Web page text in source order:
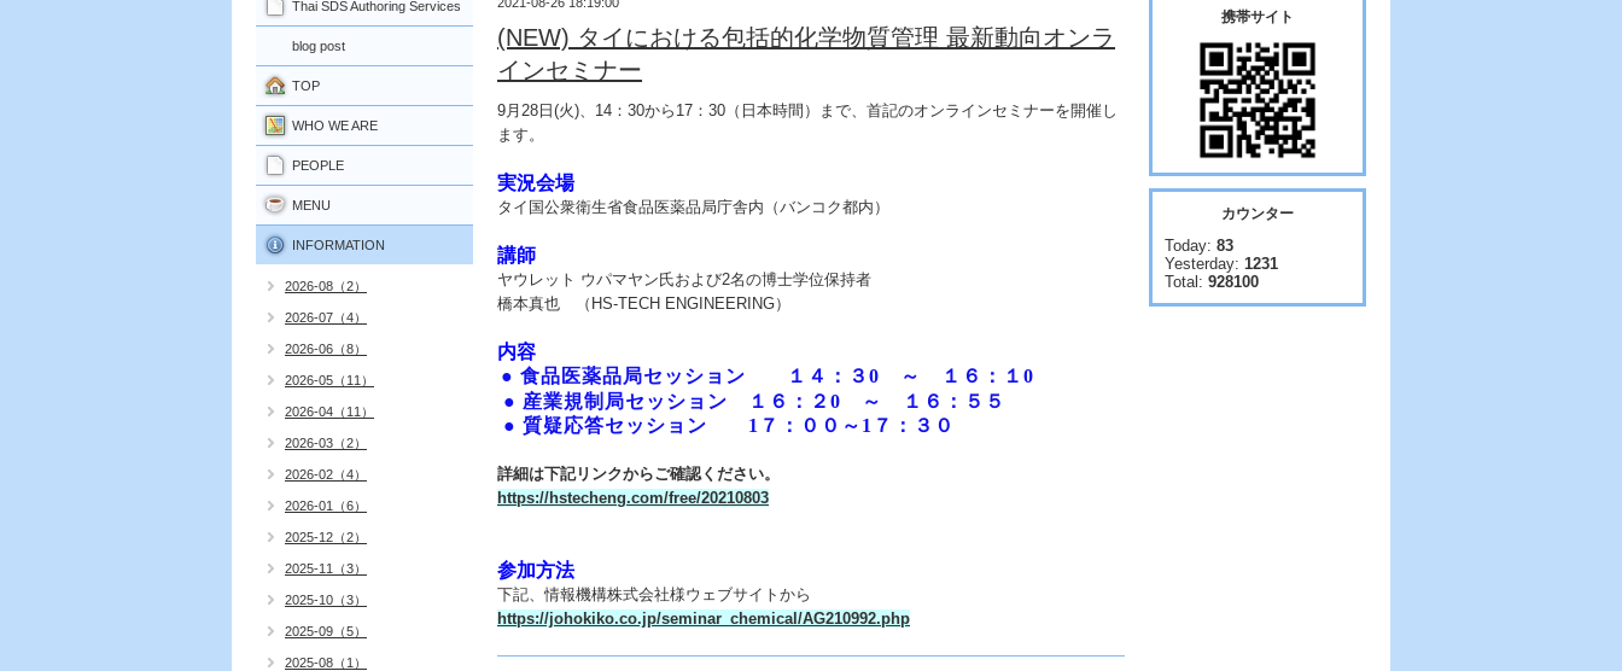
(NEW) タイにおける包括的化学物質管理 最新動向オンラ
インセミナー
9月 28 日 (火)、 14 ： 30から17：30（日本時間）まで、首記のオンラインセミナーを開催し
ます。
実況会場
タイ国公衆衛生省食品医薬品局庁舎内（バンコク都内）
講師
ヤウレット ウパマヤン氏および2名の博士学位保持者
橋本真也 （HS-TECH ENGINEERING）
内容
● 食品医薬品局セッション １４：３ 0 ～ １６：１ 0
● 産業規制局セッション １６：２ 0 ～ １６：５５
● 質疑応答セッション 1 ７：００～ 1 ７：３０
詳細は下記リンクからご確認ください。
https://hstecheng.com/free/20210803
参加方法
下記、情報機構株式会社様ウェブサイトから
https://johokiko.co.jp/seminar_chemical/AG210992.php
Thai SDS Authoring Services
blog post
TOP
WHO WE ARE
PEOPLE
MENU
INFORMATION
2026-08（2）
2026-07（4）
2026-06（8）
2026-05（11）
2026-04（11）
2026-03（2）
2026-02（4）
2026-01（6）
2025-12（2）
2025-11（3）
2025-10（3）
2025-09（5）
2025-08（1）
携帯サイト
カウンター
Today: 83
Yesterday: 1231
Total: 928100